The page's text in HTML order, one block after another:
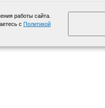
работы сайта.
с Политикой